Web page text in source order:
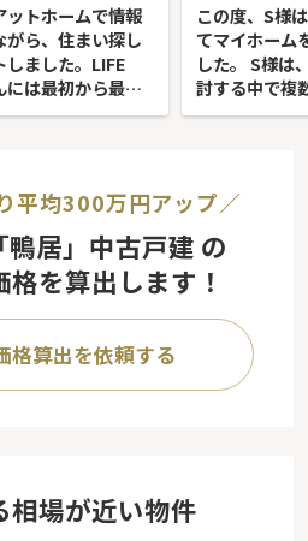
ットホームで情報
がら、住まい探し
しました。LIFE
には最初から最後
になり、他の不動
この度、S様
てマイホーム
した。 S様は
討する中で複
を比較され、
平均300万円アップ／
鴨居」中古戸建 の
を算出します！
格算出を依頼する
相場が近い物件